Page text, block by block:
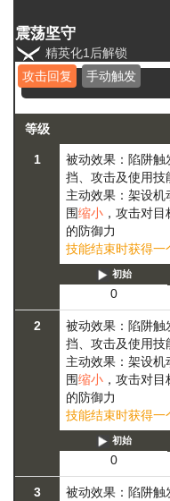
震荡坚守
精英化1后解锁
攻击回复
手动触发
等级
1 被动效果：陷阱触
挡、攻击及使用技
主动效果：架设机
围缩小 ，攻击对
的防御力
技能结束时获得一
初始
0
2 被动效果：陷阱触
挡、攻击及使用技
主动效果：架设机
围缩小 ，攻击对
的防御力
技能结束时获得一
初始
0
3 被动效果：陷阱触